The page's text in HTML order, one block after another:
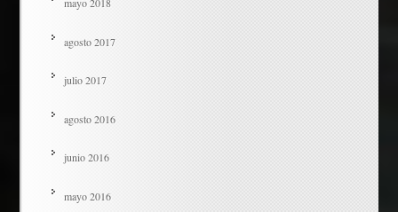
mayo 2018
agosto 2017
julio 2017
agosto 2016
junio 2016
mayo 2016